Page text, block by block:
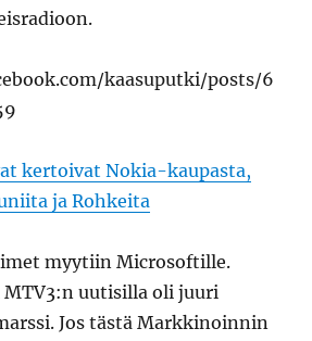
kaasuputki/posts/6
kertoivat Nokia-kaupasta,
ja Rohkeita
myytiin Microsoftille.
uutisilla oli juuri
Jos tästä Markkinoinnin